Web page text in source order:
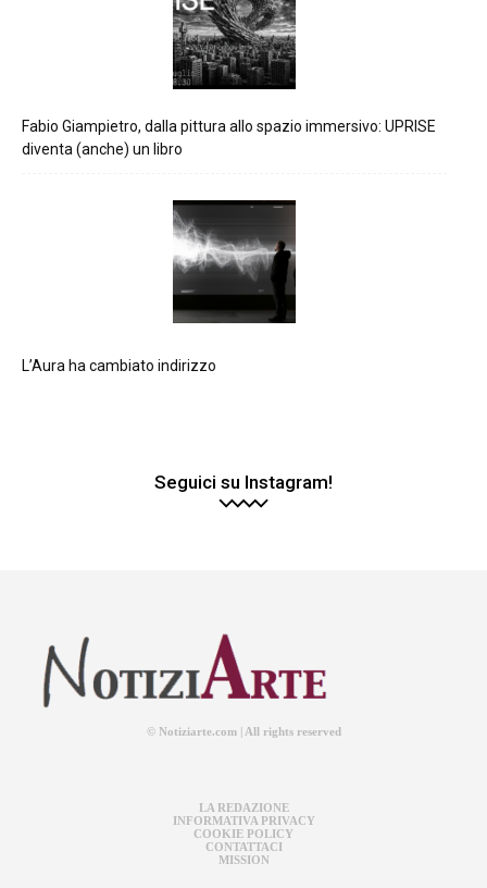
Fabio Giampietro, dalla pittura allo spazio immersivo: UPRISE
diventa (anche) un libro
L’Aura ha cambiato indirizzo
Seguici su Instagram!
© Notiziarte.com | All rights reserved
LA REDAZIONE
INFORMATIVA PRIVACY
COOKIE POLICY
CONTATTACI
MISSION